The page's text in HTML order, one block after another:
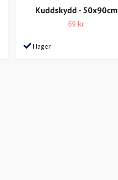
Kuddskydd - 50x90cm
69 kr
I lager